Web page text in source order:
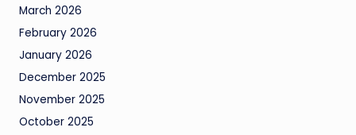
March 2026
February 2026
January 2026
December 2025
November 2025
October 2025